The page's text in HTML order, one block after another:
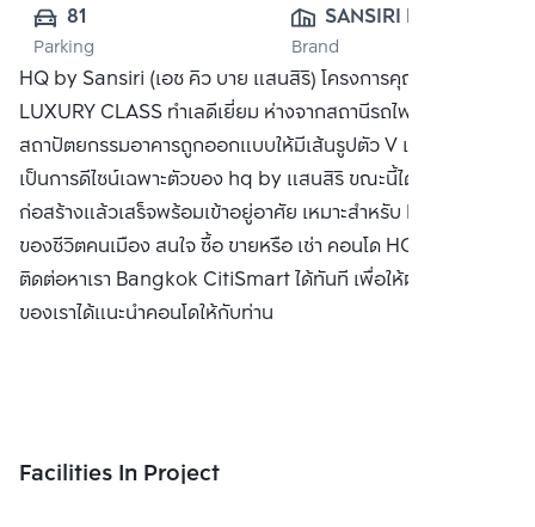
81
Parking
SANSIRI PUBLIC
CO., LTD.
Brand
HQ by Sansiri (เอช คิว บาย แสนสิริ) โครงการคุณภาพระดับ
LUXURY CLASS ทำเลดีเยี่ยม ห่างจากสถานีรถไฟฟ้าทองหล่อ
สถาปัตยกรรมอาคารถูกออกแบบให้มีเส้นรูปตัว V เฉียงๆ
เป็นการดีไซน์เฉพาะตัวของ hq by แสนสิริ ขณะนี้ได้ดำเนินการ
ก่อสร้างแล้วเสร็จพร้อมเข้าอยู่อาศัย เหมาะสำหรับ Life Style
ของชีวิตคนเมือง สนใจ ซื้อ ขายหรือ เช่า คอนโด HQ by แสนสิริ
ติดต่อหาเรา Bangkok CitiSmart ได้ทันที เพื่อให้ผู้เชี่ยวชาญ
ของเราได้แนะนำคอนโดให้กับท่าน
Facilities In Project